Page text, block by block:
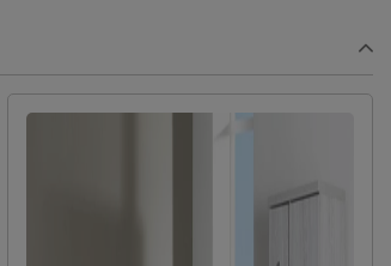
Postbus 716, 5400 AS, Uden, Nederland